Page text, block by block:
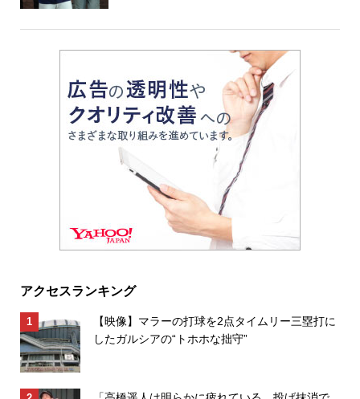
アクセスランキング
【映像】マラーの打球を2点タイムリー三塁打に
したガルシアの“トホホな拙守”